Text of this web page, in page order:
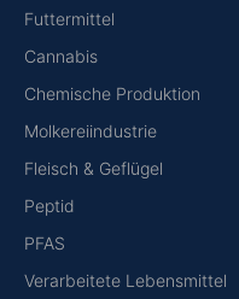
Futtermittel
Cannabis
Chemische Produktion
Molkereiindustrie
Fleisch & Geflügel
Peptid
PFAS
Verarbeitete Lebensmittel